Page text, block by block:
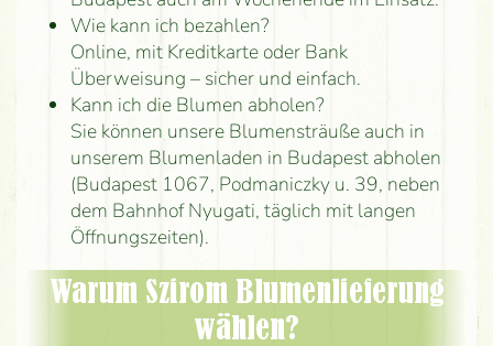
Wie kann ich bezahlen?
Online, mit Kreditkarte oder Bank
Überweisung – sicher und einfach.
Kann ich die Blumen abholen?
Sie können unsere Blumensträuße auch in
unserem Blumenladen in Budapest abholen
(Budapest 1067, Podmaniczky u. 39, neben
dem Bahnhof Nyugati, täglich mit langen
Öffnungszeiten).
Warum Szirom Blumenlieferung
wählen?